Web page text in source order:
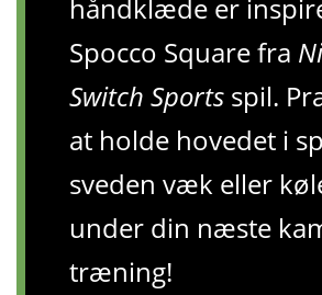
håndklæde er
Spocco Square fra
Switch Sports spil.
at holde hovedet i
sveden væk eller
under din næste
træning!